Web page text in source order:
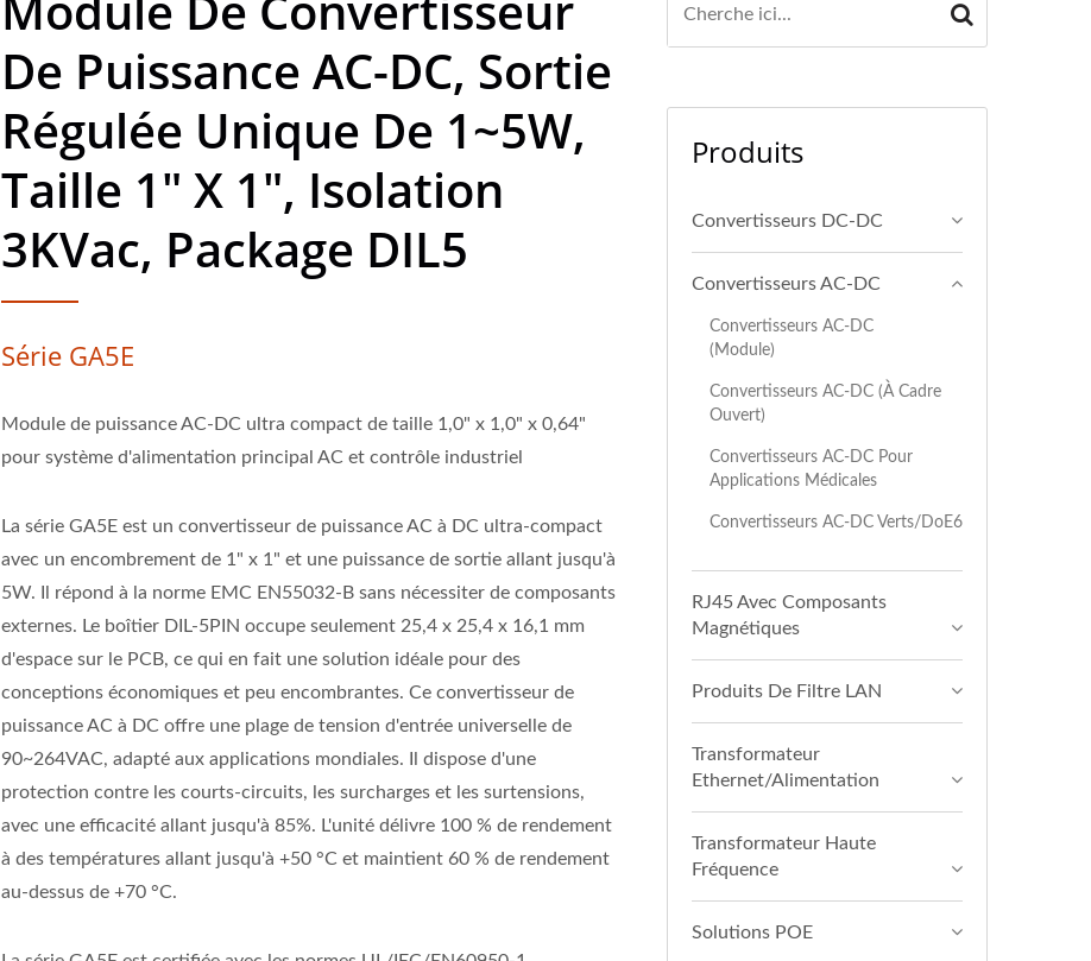
De Puissance AC-DC, Sortie
Régulée Unique De 1~5W,
Taille 1" X 1", Isolation
3KVac, Package DIL5
Série GA5E
Module de puissance AC-DC ultra compact de taille 1,0" x 1,0" x 0,64"
pour système d'alimentation principal AC et contrôle industriel
La série GA5E est un convertisseur de puissance AC à DC ultra-compact
avec un encombrement de 1" x 1" et une puissance de sortie allant jusqu'à
5W. Il répond à la norme EMC EN55032-B sans nécessiter de composants
externes. Le boîtier DIL-5PIN occupe seulement 25,4 x 25,4 x 16,1 mm
d'espace sur le PCB, ce qui en fait une solution idéale pour des
conceptions économiques et peu encombrantes. Ce convertisseur de
puissance AC à DC offre une plage de tension d'entrée universelle de
90~264VAC, adapté aux applications mondiales. Il dispose d'une
protection contre les courts-circuits, les surcharges et les surtensions,
avec une efficacité allant jusqu'à 85%. L'unité délivre 100 % de rendement
à des températures allant jusqu'à +50 °C et maintient 60 % de rendement
au-dessus de +70 °C.
Produits
Convertisseurs DC-DC
Convertisseurs AC-DC
Convertisseurs AC-DC
(Module)
Convertisseurs AC-DC (à Cadre
Ouvert)
Convertisseurs AC-DC Pour
Applications Médicales
Convertisseurs AC-DC Verts/DoE6
RJ45 Avec Composants
Magnétiques
Produits De Filtre LAN
Transformateur
Ethernet/Alimentation
Transformateur Haute
Fréquence
Solutions POE